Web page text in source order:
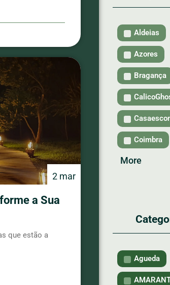
2 mar
a Sua
que estão a
Aldeias
Azores
Bragança
Coimbra
More
Agueda